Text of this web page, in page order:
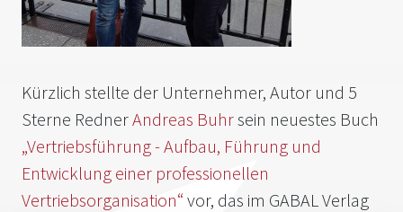
Kürzlich stellte der Unternehmer, Autor und 5
Sterne RednerAndreas Buhrsein neuestes Buch
„Vertriebsführung - Aufbau, Führung und
Entwicklung einer professionellen
Vertriebsorganisation“vor, das im GABAL Verlag